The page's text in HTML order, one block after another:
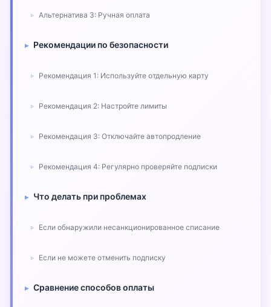
Альтернатива 3: Ручная оплата
Рекомендации по безопасности
Рекомендация 1: Используйте отдельную карту
Рекомендация 2: Настройте лимиты
Рекомендация 3: Отключайте автопродление
Рекомендация 4: Регулярно проверяйте подписки
Что делать при проблемах
Если обнаружили несанкционированное списание
Если не можете отменить подписку
Сравнение способов оплаты